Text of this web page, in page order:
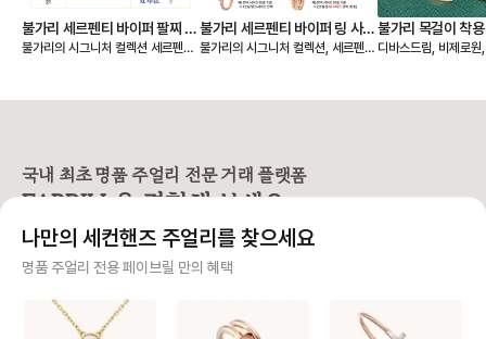
불가리 세르펜티 바이퍼 팔찌 사
이즈 비교
불가리의 시그니처 컬렉션 세르펜티
마찬가지로 S, M, L 사이즈로 표기
이즈 표기 - S: 손목둘레 14~15c
m - M: 손목둘레 16~17cm - L:
유연함으로 손목에 자연스럽게 감기
지만, 착용감에 따라 느낌이 달라집
니다. 1️⃣ 슬림핏(여리여리한 핏) →
둘레보다 1cm 큰 사이즈 추천 2️⃣ 레
귤러핏(일반적인 여유핏) → 손목에
불가리 세르펜티 바이퍼 링 사이
즈 비교 (한국, 유럽 반지 호수)
불가리의 시그니처 컬렉션, 세르펜티
어난 게 특징이에요. 단단한 금속이
표기 일반 반지처럼 숫자 대신 S, M,
L로 구분되어 있어요. - S: 48~50
54~56호 (한국 사이즈 14~16호)
M 사이즈는 검지~중지까지 자유롭
착용감 차이 - 1코일 링 → 슬림한 두
께로 표준 정사이즈 추천 - 2코일 링
불가리 목걸이 착
원, 디바스드림, 세
디바스드림, 비제로
황하는 분들이 많습니다. 그 비
✔️ 불가리 목걸이는
기만 하면 되니, 힘들게 고리 맞추느
국내 최초 명품 주얼리 전문 거래 플랫폼
FABRILL을 경험해 보세요.
사기 걱정 없는 안전 결제
니면 반환해 드려요.
나만의 세컨핸즈 주얼리를 찾으세요
명품 주얼리 전용 페이브릴 만의 혜택